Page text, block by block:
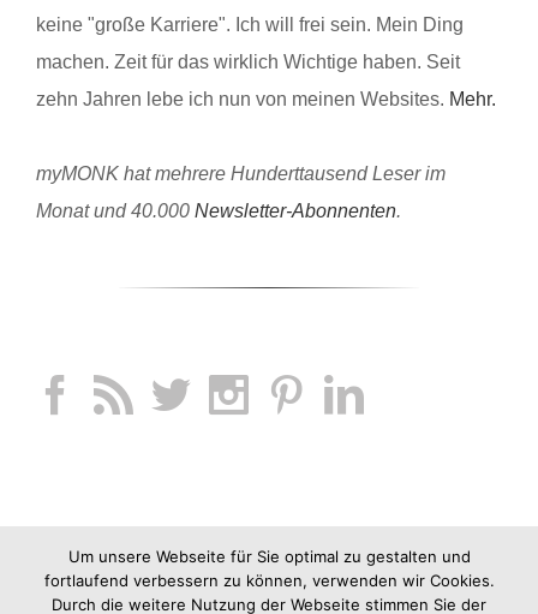
keine "große Karriere". Ich will frei sein. Mein Ding
machen. Zeit für das wirklich Wichtige haben. Seit
zehn Jahren lebe ich nun von meinen Websites. Mehr.
myMONK hat mehrere Hunderttausend Leser im
Monat und 40.000 Newsletter-Abonnenten.
Um unsere Webseite für Sie optimal zu gestalten und
fortlaufend verbessern zu können, verwenden wir Cookies.
Durch die weitere Nutzung der Webseite stimmen Sie der